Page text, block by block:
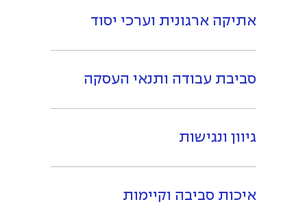
אתיקה ארגונית וערכי יסוד
סביבת עבודה ותנאי העסקה
גיוון ונגישות
איכות סביבה וקיימות